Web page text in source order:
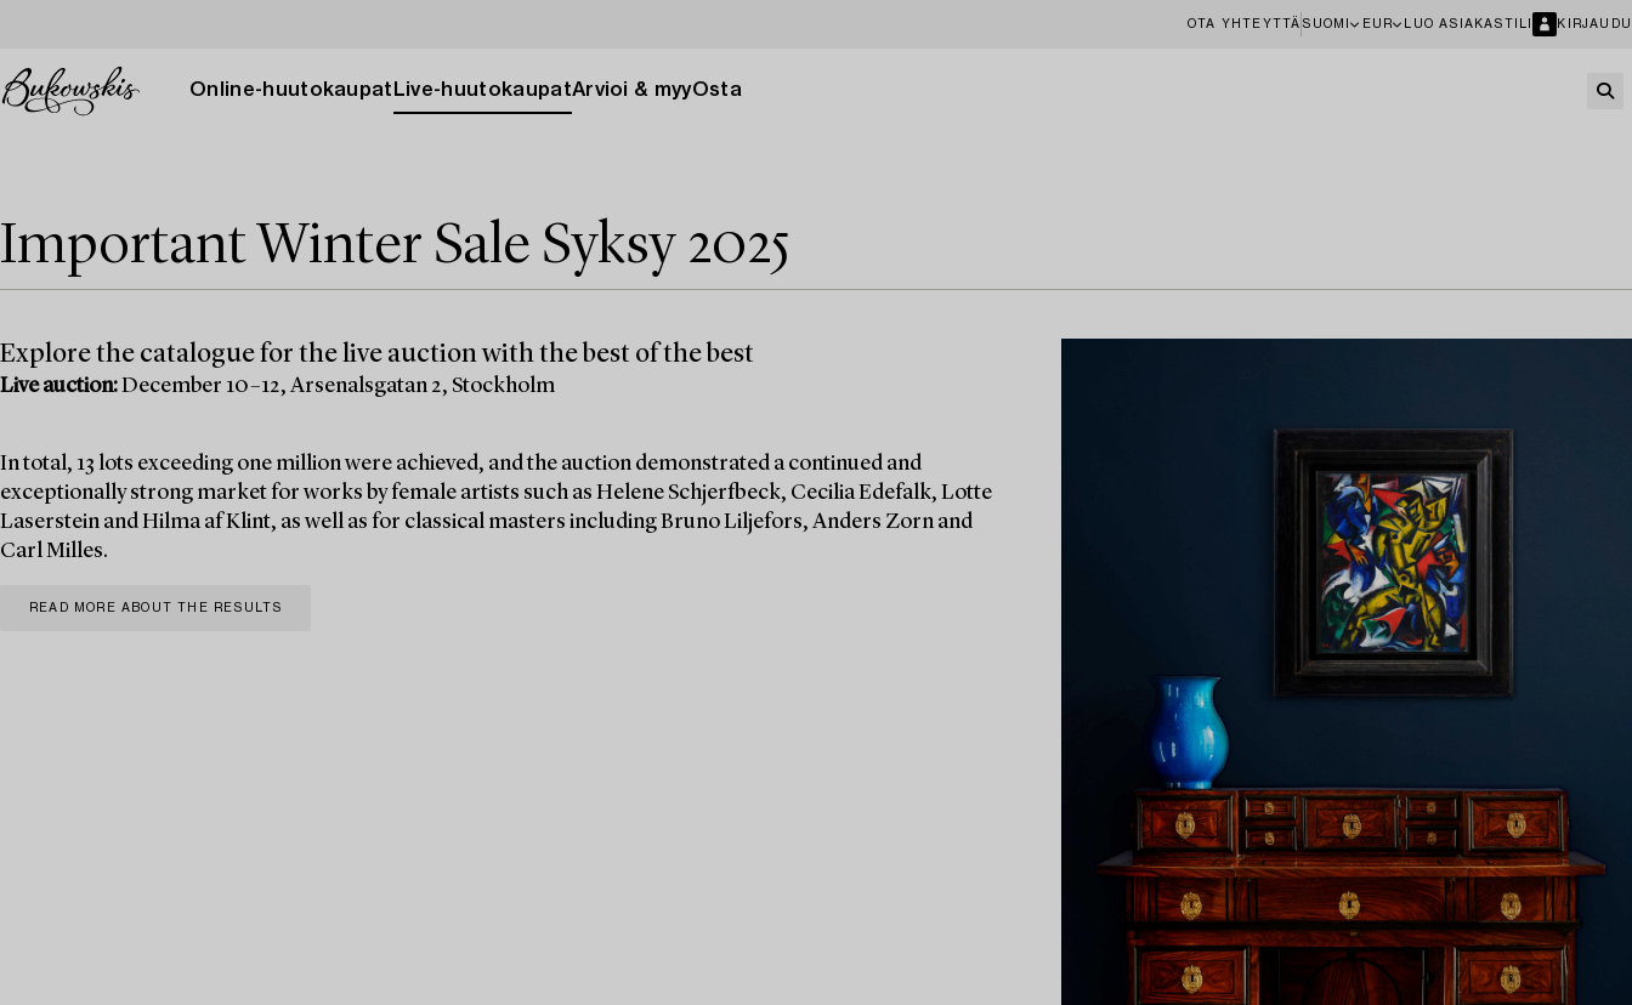
OTA YHTEYTTÄ SUOMI EUR LUO ASIAKASTILI KIRJAUDU
Online-huutokaupat Live-huutokaupatArvioi & myyOsta
Important Winter Sale Syksy 2025
Explore the catalogue for the live auction with the best of the best
Live auction:December 10–12, Arsenalsgatan 2, Stockholm
In total, 13 lots exceeding one million were achieved, and the auction demonstrated a continued and
exceptionally strong market for works by female artists such as Helene Schjerfbeck, Cecilia Edefalk, Lotte
Laserstein and Hilma af Klint, as well as for classical masters including Bruno Liljefors, Anders Zorn and
Carl Milles.
READ MORE ABOUT THE RESULTS